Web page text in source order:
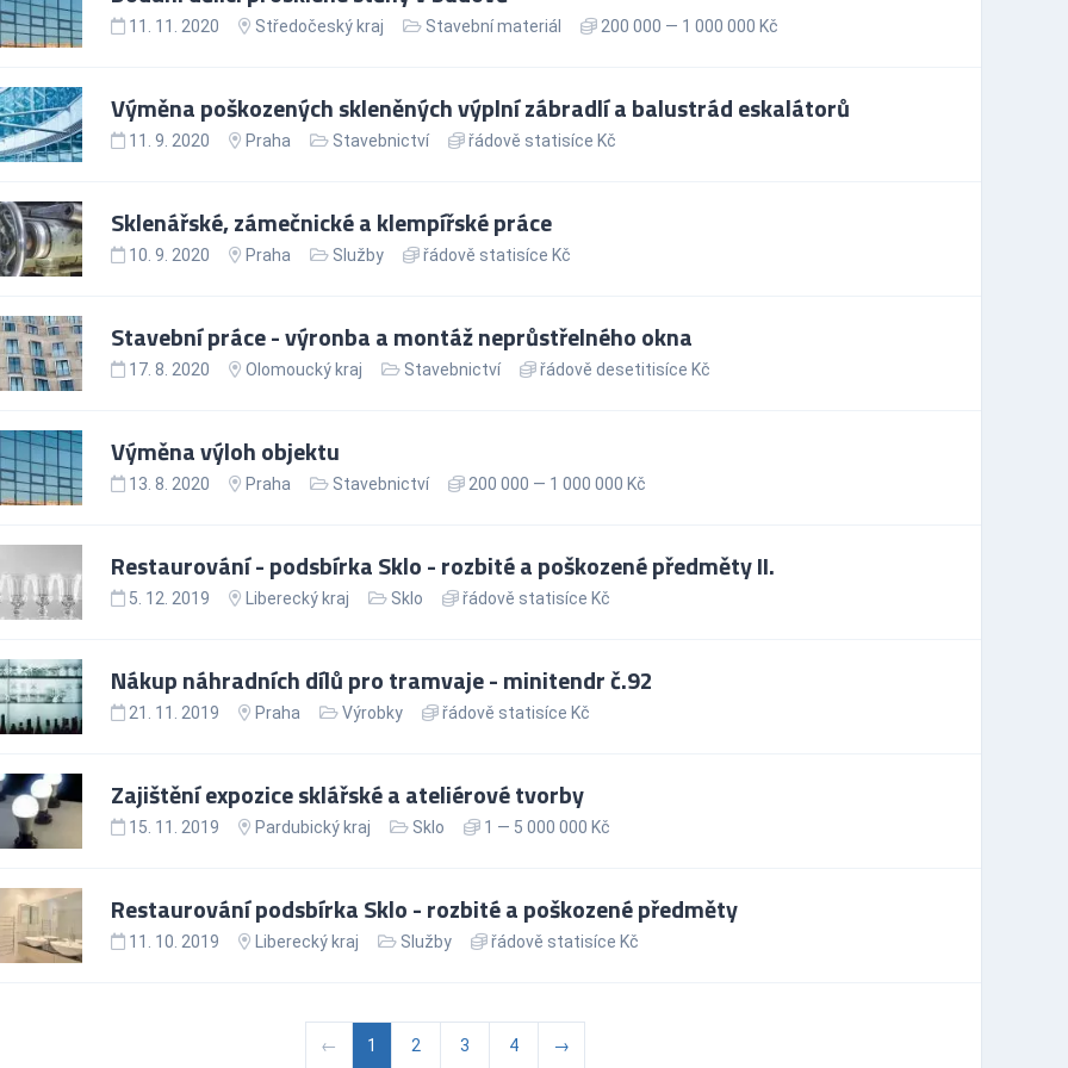
11. 11. 2020 Středočeský kraj Stavební materiál 200 000 — 1 000 000 Kč
Výměna poškozených skleněných výplní zábradlí a balustrád eskalátorů
11. 9. 2020 Praha Stavebnictví řádově statisíce Kč
Sklenářské, zámečnické a klempířské práce
10. 9. 2020 Praha Služby řádově statisíce Kč
Stavební práce - výronba a montáž neprůstřelného okna
17. 8. 2020 Olomoucký kraj Stavebnictví řádově desetitisíce Kč
Výměna výloh objektu
13. 8. 2020 Praha Stavebnictví 200 000 — 1 000 000 Kč
Restaurování - podsbírka Sklo - rozbité a poškozené předměty II.
5. 12. 2019 Liberecký kraj Sklo řádově statisíce Kč
Nákup náhradních dílů pro tramvaje - minitendr č.92
21. 11. 2019 Praha Výrobky řádově statisíce Kč
Zajištění expozice sklářské a ateliérové tvorby
15. 11. 2019 Pardubický kraj Sklo 1 — 5 000 000 Kč
Restaurování podsbírka Sklo - rozbité a poškozené předměty
11. 10. 2019 Liberecký kraj Služby řádově statisíce Kč
← 1 2 3 4 →